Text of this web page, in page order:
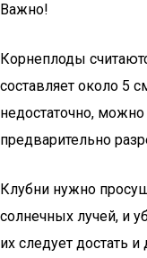
Важно!
Корнеплоды
составляет около 5
недостаточно,
предварительно
Клубни нужно
солнечных лучей, и
их следует достать